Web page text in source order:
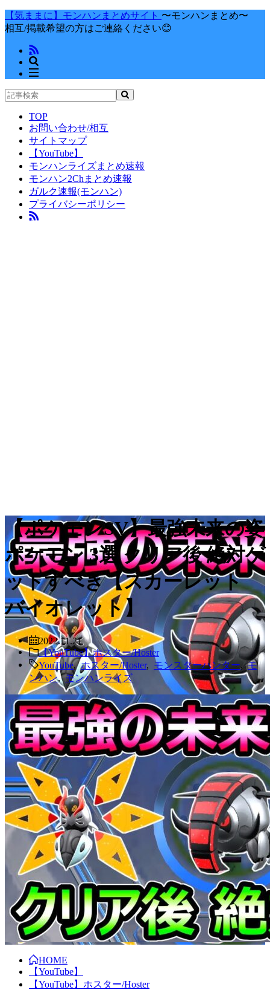
【気ままに】モンハンまとめサイト 〜モンハンまとめ〜
相互/掲載希望の方はご連絡ください😊
TOP
お問い合わせ/相互
サイトマップ
【YouTube】
モンハンライズまとめ速報
モンハン2Chまとめ速報
ガルク速報(モンハン)
プライバシーポリシー
【ポケモンSV】最強未来の姿
ポケモン 3選 クリア後 絶対ゲ
ットすべき【スカーレット
バイオレット】
2022.11.21
【YouTube】ホスター/Hoster
YouTube,ホスター/Hoster, モンスターハンター ,モ
ンハン,モンハンライズ
HOME
【YouTube】
【YouTube】ホスター/Hoster